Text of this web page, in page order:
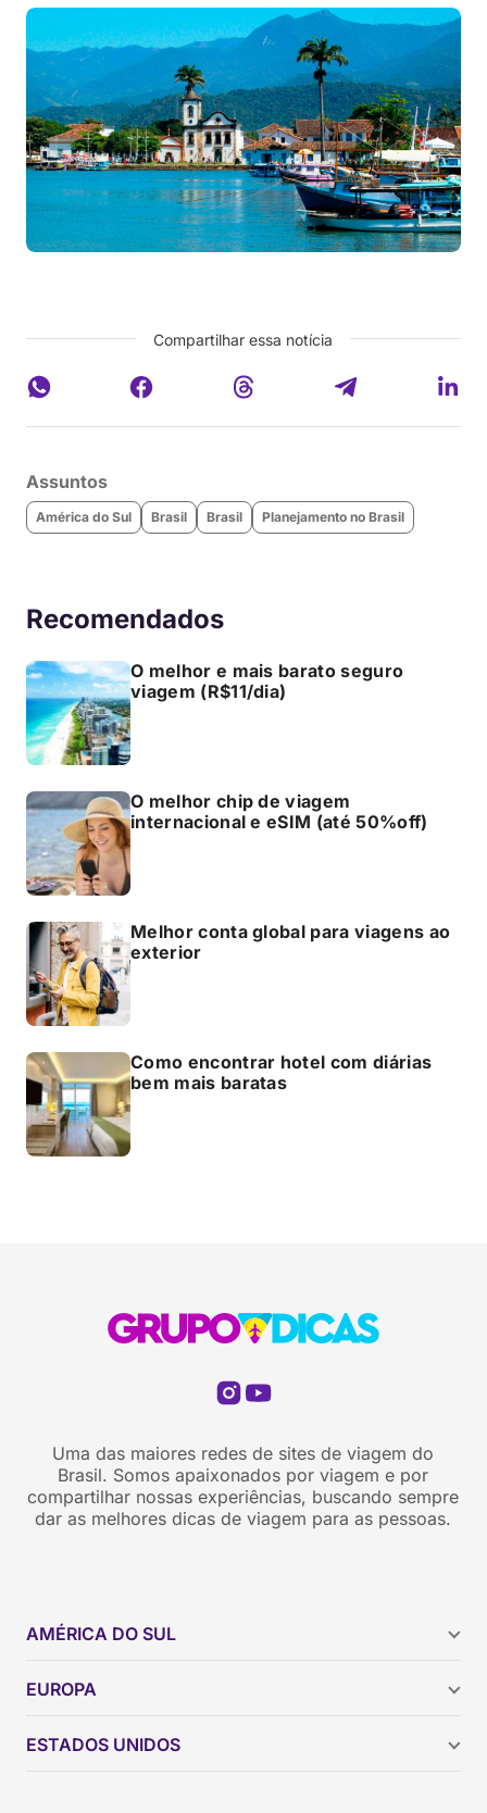
Compartilhar essa notícia
Assuntos
América do Sul Brasil Brasil Planejamento no Brasil
Recomendados
O melhor e mais barato seguro
viagem (R$11/dia)
O melhor chip de viagem
internacional e eSIM (até 50%off)
Melhor conta global para viagens ao
exterior
Como encontrar hotel com diárias
bem mais baratas
Uma das maiores redes de sites de viagem do
Brasil. Somos apaixonados por viagem e por
compartilhar nossas experiências, buscando sempre
dar as melhores dicas de viagem para as pessoas.
AMÉRICA DO SUL
Brasil
Colômbia
EUROPA
ESTADOS UNIDOS